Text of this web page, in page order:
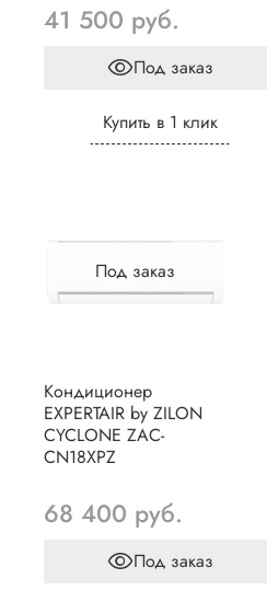
41 500 руб.
Под заказ
Купить в 1 клик
Под заказ
Кондиционер
EXPERTAIR by ZILON
CYCLONE ZAC-
CN18XPZ
68 400 руб.
Под заказ